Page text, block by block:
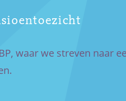
waar we streven naar